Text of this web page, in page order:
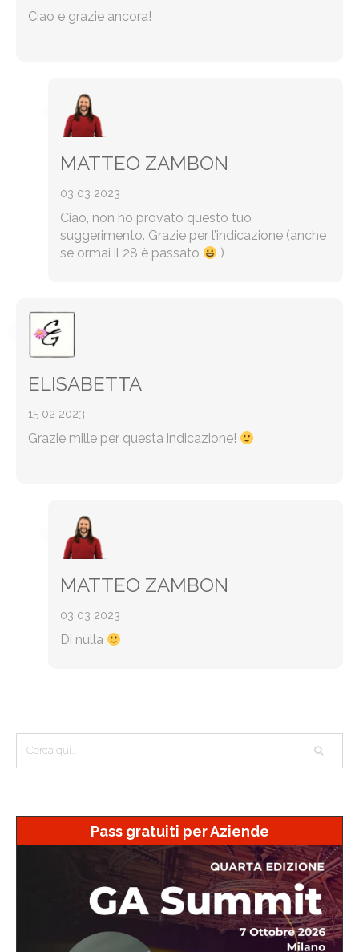
Ciao e grazie ancora!
MATTEO ZAMBON
03 03 2023
Ciao, non ho provato questo tuo
suggerimento. Grazie per l’indicazione (anche
se ormai il 28 è passato
)
ELISABETTA
15 02 2023
Grazie mille per questa indicazione!
MATTEO ZAMBON
03 03 2023
Di nulla
Pass gratuiti per Aziende